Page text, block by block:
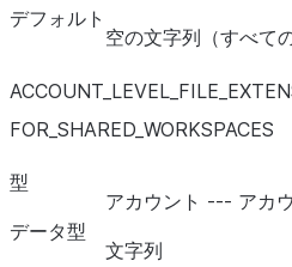
デフォルト
空の文字列（すべて
ACCOUNT_ LEVEL_ FILE_
FOR_ SHARED_ WORKSPACES
型
アカウント --- アカ
データ型
文字列